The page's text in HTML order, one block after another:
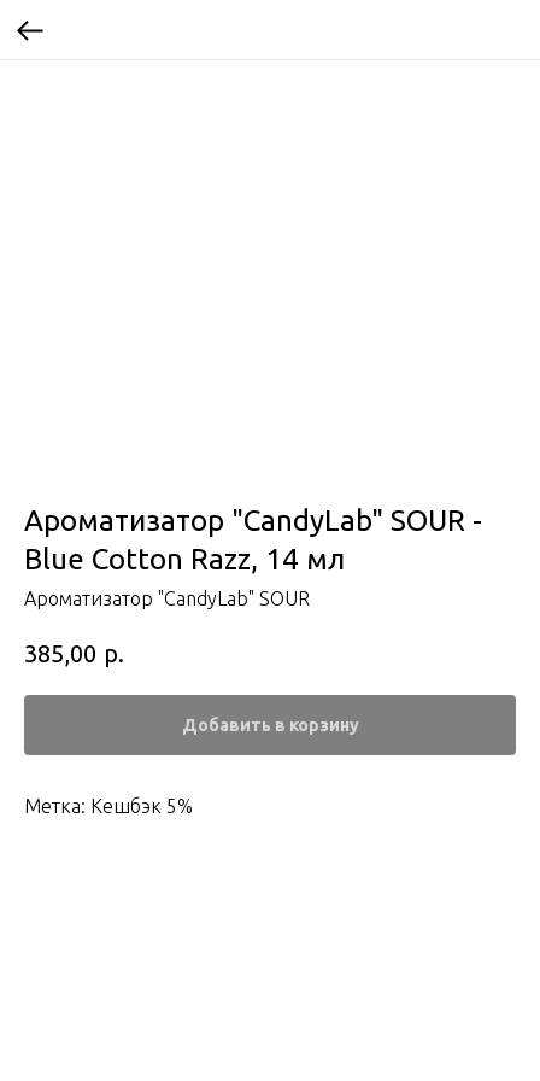
Ароматизатор "CandyLab" SOUR -
Blue Cotton Razz, 14 мл
Ароматизатор "CandyLab" SOUR
385,00 р.
Добавить в корзину
Метка: Кешбэк 5%